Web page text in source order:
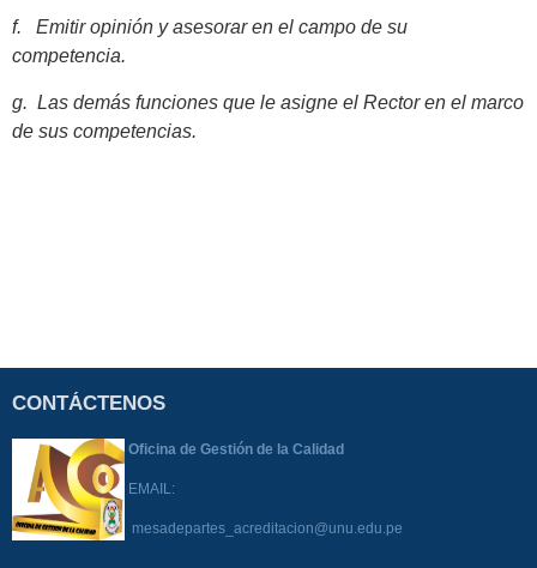
f. Emitir opinión y asesorar en el campo de su
competencia.
g. Las demás funciones que le asigne el Rector en el marco
de sus competencias.
CONTÁCTENOS
Oficina de Gestión de la Calidad
EMAIL:
mesadepartes_acreditacion@unu.edu.pe